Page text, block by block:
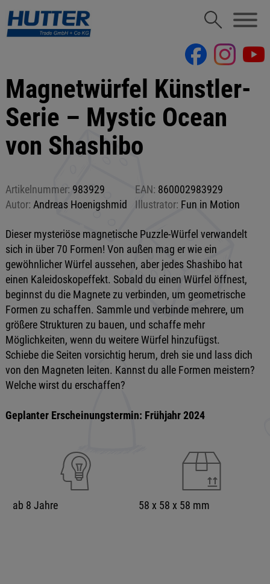
Magnetwürfel Künstler-
Serie – Mystic Ocean
von Shashibo
Artikelnummer: 983929 EAN: 860002983929
Autor: Andreas Hoenigshmid Illustrator: Fun in Motion
Dieser mysteriöse magnetische Puzzle-Würfel verwandelt
sich in über 70 Formen! Von außen mag er wie ein
gewöhnlicher Würfel aussehen, aber jedes Shashibo hat
einen Kaleidoskopeffekt. Sobald du einen Würfel öffnest,
beginnst du die Magnete zu verbinden, um geometrische
Formen zu schaffen. Sammle und verbinde mehrere, um
größere Strukturen zu bauen, und schaffe mehr
Möglichkeiten, wenn du weitere Würfel hinzufügst.
Schiebe die Seiten vorsichtig herum, dreh sie und lass dich
von den Magneten leiten. Kannst du alle Formen meistern?
Welche wirst du erschaffen?
Geplanter Erscheinungstermin: Frühjahr 2024
ab 8 Jahre 58 x 58 x 58 mm